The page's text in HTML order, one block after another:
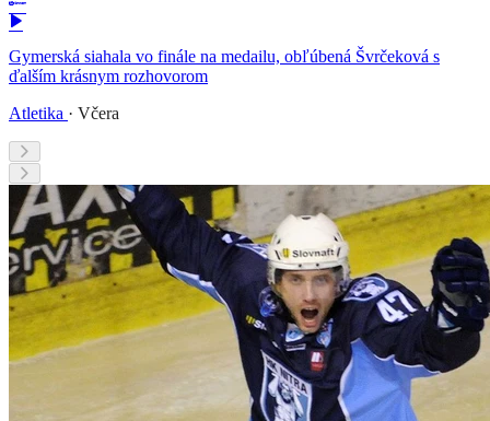
Gymerská siahala vo finále na medailu, obľúbená Švrčeková s
ďalším krásnym rozhovorom
Atletika · Včera